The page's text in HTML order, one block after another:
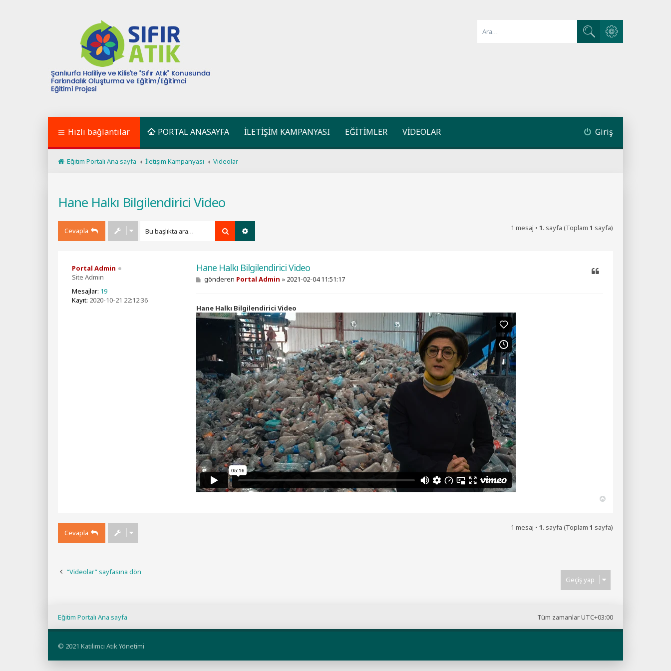
Ara
Gelişmiş arama
Hızlı bağlantılar PORTAL ANASAYFA İLETİŞİM KAMPANYASI EĞİTİMLER VİDEOLAR Giriş
Eğitim Portalı Ana sayfa İletişim Kampanyası Videolar
Hane Halkı Bilgilendirici Video
Cevapla 1 mesaj • 1. sayfa (Toplam 1 sayfa)
Portal Admin
Site Admin
Mesajlar: 19
Kayıt: 2020-10-21 22:12:36
Hane Halkı Bilgilendirici Video
M
e
j
gönderen Portal Admin » 2021-02-04 11:51:17
Hane Halkı Bilgilendirici Video
a
d
Cevapla
1 mesaj • 1. sayfa (Toplam 1 sayfa)
“Videolar” sayfasına dön
Geçiş yap
Tüm zamanlarUTC+03:00
Eğitim Portalı Ana sayfa
© 2021 Katılımcı Atık Yönetimi